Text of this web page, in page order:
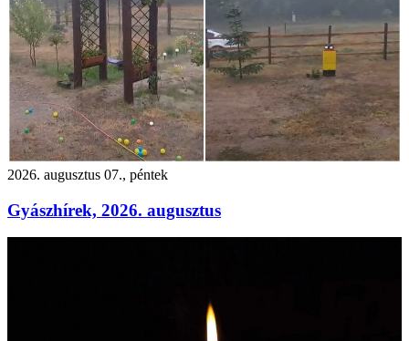
2026. augusztus 07., péntek
Gyászhírek, 2026. augusztus